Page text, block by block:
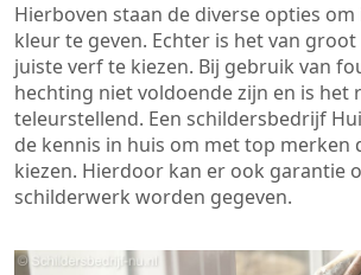
Hierboven staan de diverse opties
kleur te geven. Echter is het van
juiste verf te kiezen. Bij gebruik van
hechting niet voldoende zijn en is het
teleurstellend. Een schildersbedrijf
de kennis in huis om met top merken
kiezen. Hierdoor kan er ook garantie
schilderwerk worden gegeven.